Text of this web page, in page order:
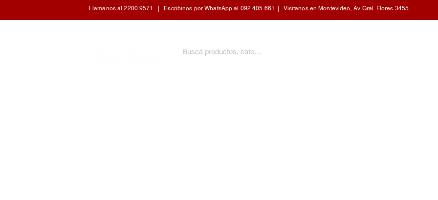
Llamanos al 2200 9571 | Escribinos por WhatsApp al 092 405 661 | Visitanos en Montevideo, Av. Gral. Flores 3455.